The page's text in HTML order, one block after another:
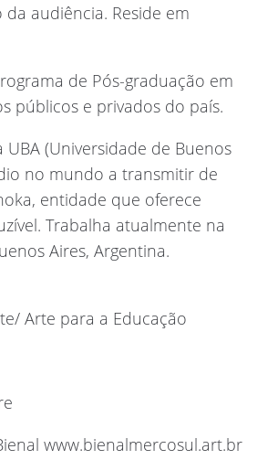
audiência. Reside em
de Pós-graduação em
públicos e privados do país.
UBA (Universidade de Buenos
no mundo a transmitir de
entidade que oferece
Trabalha atualmente na
Aires, Argentina.
Arte para a Educação
www.bienalmercosul.art.br